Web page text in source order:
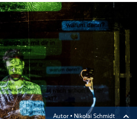
Autor ▪ Nikolai Schmidt